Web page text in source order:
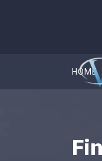
HOME